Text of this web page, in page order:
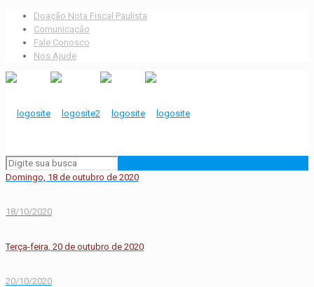
Doação Nota Fiscal Paulista
Comunicação
Fale Conosco
Nos Ajude
Domingo, 18 de outubro de 2020
18/10/2020
Terça-feira, 20 de outubro de 2020
20/10/2020